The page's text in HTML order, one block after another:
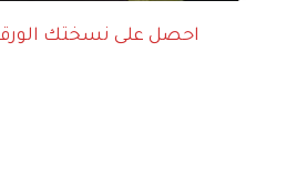
احصل على نسختك